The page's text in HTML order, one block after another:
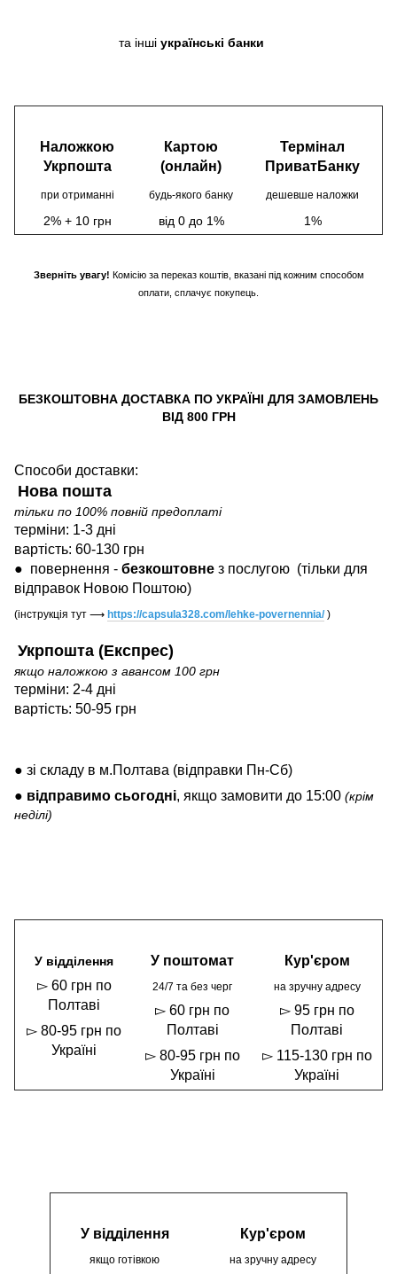
та інші українські банки
Наложкою
Укрпошта
Картою
(онлайн)
Термінал
ПриватБанку
при отриманні будь-якого банку дешевше наложки
2% + 10 грн від 0 до 1% 1%
Зверніть увагу! Комісію за переказ коштів, вказані під кожним способом
оплати, сплачує покупець.
БЕЗКОШТОВНА ДОСТАВКА ПО УКРАЇНІ ДЛЯ ЗАМОВЛЕНЬ
ВІД 800 ГРН
Способи доставки:
Нова пошта
тільки по 100% повній предоплаті
терміни: 1-3 дні
вартість: 60-130 грн
● повернення - безкоштовне з послугою (тільки для
відправок Новою Поштою)
(інструкція тут ⟶ https://capsula328.com/lehke-povernennia/)
Укрпошта (Експрес)
якщо наложкою з авансом 100 грн
терміни: 2-4 дні
вартість: 50-95 грн
● зі складу в м.Полтава (відправки Пн-Сб)
● відправимо сьогодні, якщо замовити до 15:00 (крім
неділі)
У відділення
▻ 60 грн по
Полтаві
▻ 80-95 грн по
Україні
У поштомат
24/7 та без черг
▻ 60 грн по
Полтаві
▻ 80-95 грн по
Україні
Кур'єром
на зручну адресу
▻ 95 грн по
Полтаві
▻ 115-130 грн по
Україні
У відділення
якщо готівкою
Кур'єром
на зручну адресу